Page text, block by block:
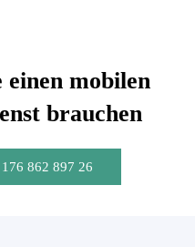
mobilen
brauchen
862 897 26